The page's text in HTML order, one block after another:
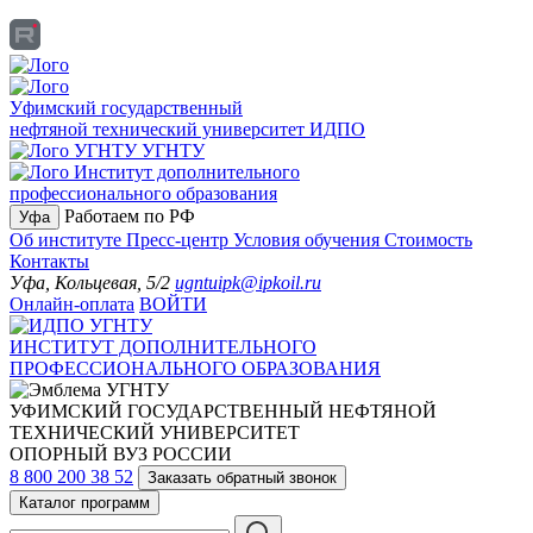
Уфимский государственный
нефтяной технический университет ИДПО
УГНТУ
Институт дополнительного
профессионального образования
Уфа
Работаем по РФ
Об институте Пресс-центр Условия обучения Стоимость
Контакты
Уфа, Кольцевая, 5/2 ugntuipk@ipkoil.ru
Онлайн-оплата ВОЙТИ
ИНСТИТУТ ДОПОЛНИТЕЛЬНОГО
ПРОФЕССИОНАЛЬНОГО ОБРАЗОВАНИЯ
УФИМСКИЙ ГОСУДАРСТВЕННЫЙ НЕФТЯНОЙ
ТЕХНИЧЕСКИЙ УНИВЕРСИТЕТ
ОПОРНЫЙ ВУЗ РОССИИ
8 800 200 38 52
Заказать обратный звонок
Каталог программ